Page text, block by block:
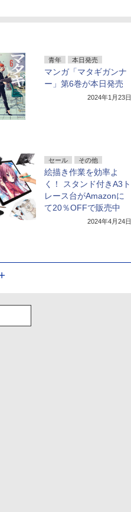
青年 本日発売
マンガ「マタギガンナ
ー」第6巻が本日発売
2024年1月23日
セール その他
絵描き作業を効率よ
く！ スタンド付きA3ト
レース台がAmazonに
て20％OFFで販売中
2024年4月24日